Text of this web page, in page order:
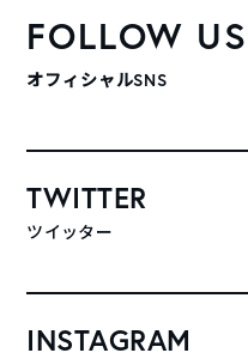
FOLLOW US
オフィシャルSNS
TWITTER
ツイッター
INSTAGRAM